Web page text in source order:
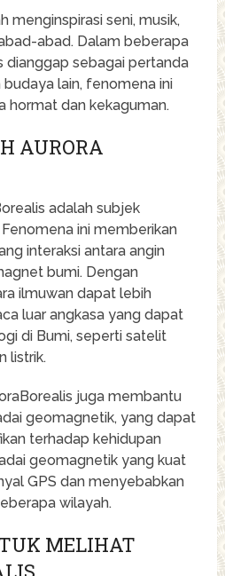
menginspirasi seni, musik,
abad. Dalam beberapa
dianggap sebagai pertanda
lain, fenomena ini
hormat dan kekaguman.
AURORA
adalah subjek
ini memberikan
interaksi antara angin
bumi. Dengan
ilmuwan dapat lebih
luar angkasa yang dapat
di Bumi, seperti satelit
listrik.
juga membantu
geomagnetik, yang dapat
terhadap kehidupan
geomagnetik yang kuat
GPS dan menyebabkan
wilayah.
MELIHAT